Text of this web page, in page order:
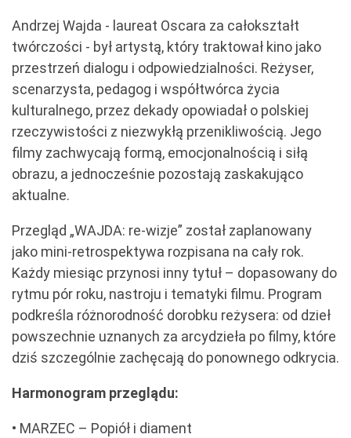
Andrzej Wajda - laureat Oscara za całokształt
twórczości - był artystą, który traktował kino jako
przestrzeń dialogu i odpowiedzialności. Reżyser,
scenarzysta, pedagog i współtwórca życia
kulturalnego, przez dekady opowiadał o polskiej
rzeczywistości z niezwykłą przenikliwością. Jego
filmy zachwycają formą, emocjonalnością i siłą
obrazu, a jednocześnie pozostają zaskakująco
aktualne.
Przegląd „WAJDA: re-wizje” został zaplanowany
jako mini-retrospektywa rozpisana na cały rok.
Każdy miesiąc przynosi inny tytuł – dopasowany do
rytmu pór roku, nastroju i tematyki filmu. Program
podkreśla różnorodność dorobku reżysera: od dzieł
powszechnie uznanych za arcydzieła po filmy, które
dziś szczególnie zachęcają do ponownego odkrycia.
Harmonogram przeglądu:
• MARZEC – Popiół i diament